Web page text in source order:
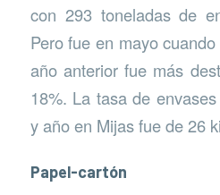
con 293 toneladas de
Pero fue en mayo
año anterior fue más
18%. La tasa de
y año en Mijas fue de 26
Papel-cartón